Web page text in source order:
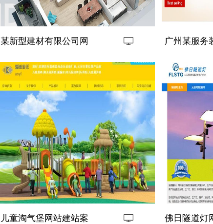
某新型建材有限公司网
站
广州某服务
计
儿童淘气堡网站建站案 佛日隧道灯